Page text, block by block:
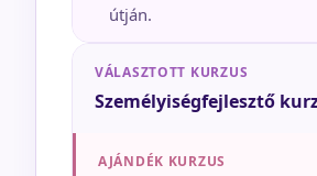
útján.
VÁLASZTOTT KURZUS
Személyiségfejlesztő
AJÁNDÉK KURZUS